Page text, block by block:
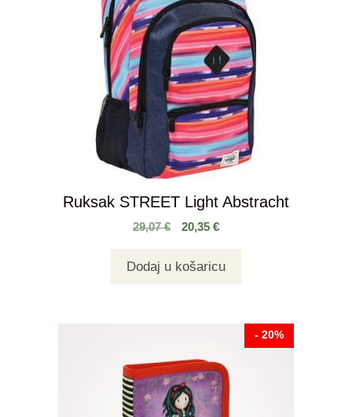
Ruksak STREET Light Abstracht
29,07€ 20,35 €
Dodaj u košaricu
- 20%